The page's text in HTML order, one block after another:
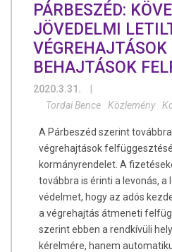
PÁRBESZÉD:
JÖVEDELMI
VÉGREHAJTÁSOK
BEHAJTÁSOK
2020.3.31.
Tordai Bence
Közlemény
A Párbeszéd szerint
végrehajtások
kormányrendelet. A
továbbra is érinti a levonás,
védelmet, hogy az adós
a végrehajtás átmeneti
szerint ebben a rendkívüli
kérelmére, hanem